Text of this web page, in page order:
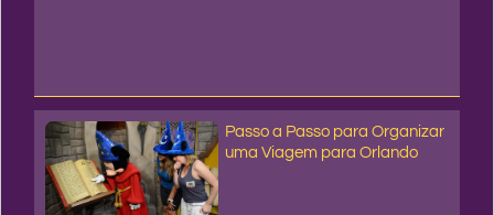
Passo a Passo para Organizar
uma Viagem para Orlando